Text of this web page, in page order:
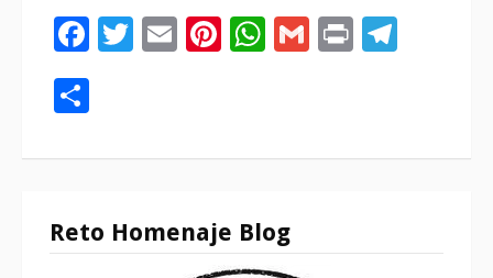
Facebook
Twitter
EmailPinterest
WhatsApp
Gmail
Print
Reto Homenaje Blog